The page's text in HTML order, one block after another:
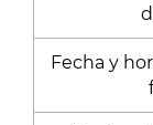
Fecha y